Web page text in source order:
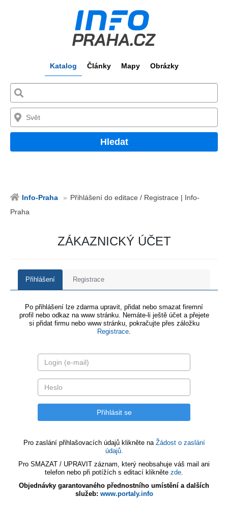
Katalog Články Mapy Obrázky
Hledat
Info-Praha
Přihlášení do editace / Registrace | Info-
Praha
ZÁKAZNICKÝ ÚČET
Přihlášení Registrace
Po přihlášení lze zdarma upravit, přidat nebo smazat firemní
profil nebo odkaz na www stránku. Nemáte-li ještě účet a přejete
si přidat firmu nebo www stránku, pokračujte přes záložku
Registrace.
Pro zaslání přihlašovacích údajů klikněte na Žádost o zaslání
údajů.
Pro SMAZAT / UPRAVIT záznam, který neobsahuje váš mail ani
telefon nebo při potížích s editací klikněte zde.
Objednávky garantovaného přednostního umístění a dalších
služeb: www.portaly.info